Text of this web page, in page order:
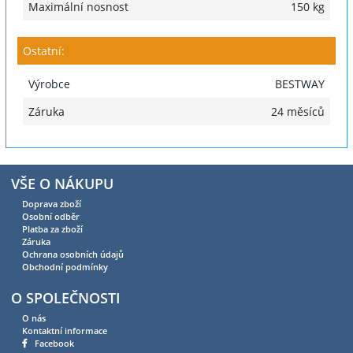
Maximální nosnost 150 kg
Ostatní:
Výrobce
BESTWAY
Záruka
24 měsíců
VŠE O NÁKUPU
Doprava zboží
Osobní odběr
Platba za zboží
Záruka
Ochrana osobních údajů
Obchodní podmínky
O SPOLEČNOSTI
O nás
Kontaktní informace
Facebook